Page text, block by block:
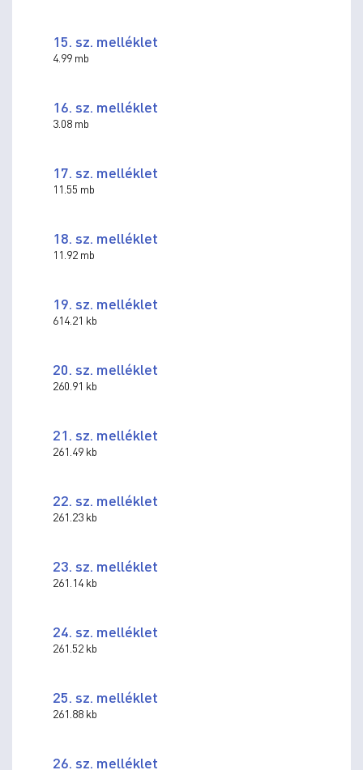
15. sz. melléklet
4.99 mb
16. sz. melléklet
3.08 mb
17. sz. melléklet
11.55 mb
18. sz. melléklet
11.92 mb
19. sz. melléklet
614.21 kb
20. sz. melléklet
260.91 kb
21. sz. melléklet
261.49 kb
22. sz. melléklet
261.23 kb
23. sz. melléklet
261.14 kb
24. sz. melléklet
261.52 kb
25. sz. melléklet
261.88 kb
26. sz. melléklet